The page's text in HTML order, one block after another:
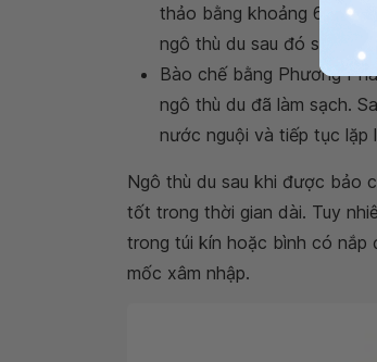
thảo bằng khoảng 6%
ngô thù du sau đó sao
Bào chế bằng Phương
ngô thù du đã làm sạch.
nước nguội và tiếp tục lặp
Ngô thù du sau khi được bảo
tốt trong thời gian dài. Tuy
trong túi kín hoặc bình có
mốc xâm nhập.